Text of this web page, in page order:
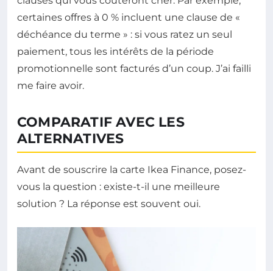
certaines offres à 0 % incluent une clause de «
déchéance du terme » : si vous ratez un seul
paiement, tous les intérêts de la période
promotionnelle sont facturés d’un coup. J’ai failli
me faire avoir.
COMPARATIF AVEC LES
ALTERNATIVES
Avant de souscrire la carte Ikea Finance, posez-
vous la question : existe-t-il une meilleure
solution ? La réponse est souvent oui.